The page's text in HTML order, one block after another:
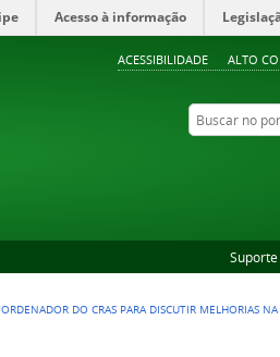
ACESSIBILIDADE ALTO
Acesso à informação
Buscar no portal
Suporte
DO CRAS PARA DISCUTIR MELHORIAS